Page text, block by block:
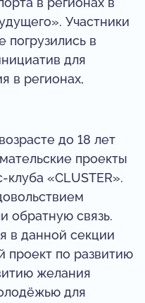
Участники
погрузились в
для
в регионах,
до 18 лет
проекты
«CLUSTER».
обратную связь.
в данной секции
проект по развитию
желания
для